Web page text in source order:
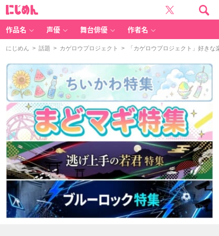
作品名 声優 舞台俳優 作者名
にじめん > 話題 > カゲロウプロジェクト > 「カゲロウプロジェクト」好きな